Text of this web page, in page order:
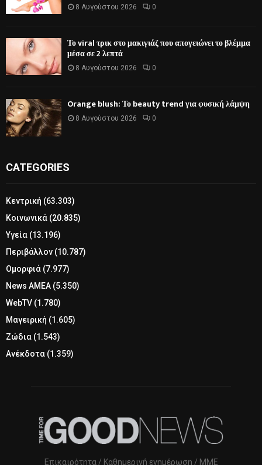
8 Αυγούστου 2026 0
Το viral τρικ στο μακιγιάζ που απογειώνει το βλέμμα
μέσα σε 2 λεπτά
8 Αυγούστου 2026 0
Orange blush: Το beauty trend για φυσική λάμψη
8 Αυγούστου 2026 0
CATEGORIES
Κεντρική (63.303)
Κοινωνικά (20.835)
Υγεία (13.196)
Περιβάλλον (10.787)
Ομορφιά (7.977)
News ΑΜΕΑ (5.350)
WebTV (1.780)
Μαγειρική (1.605)
Ζώδια (1.543)
Ανέκδοτα (1.359)
Επικαιρότητα / Καθημερινή ενημέρωση / ΜΜΕ